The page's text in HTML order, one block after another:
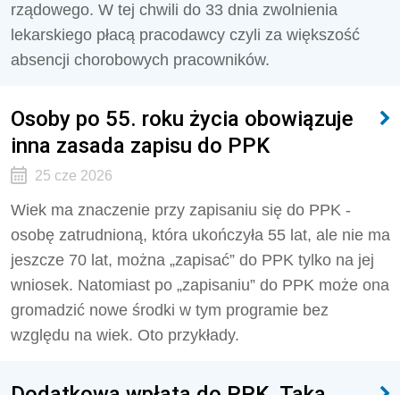
rządowego. W tej chwili do 33 dnia zwolnienia
lekarskiego płacą pracodawcy czyli za większość
absencji chorobowych pracowników.
Osoby po 55. roku życia obowiązuje
inna zasada zapisu do PPK
25 cze 2026
Wiek ma znaczenie przy zapisaniu się do PPK -
osobę zatrudnioną, która ukończyła 55 lat, ale nie ma
jeszcze 70 lat, można „zapisać” do PPK tylko na jej
wniosek. Natomiast po „zapisaniu” do PPK może ona
gromadzić nowe środki w tym programie bez
względu na wiek. Oto przykłady.